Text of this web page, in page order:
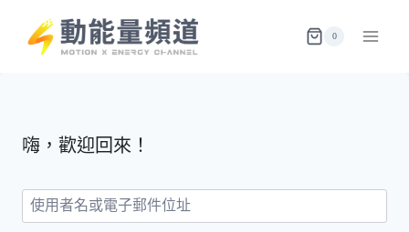
content
0
嗨，歡迎回來！